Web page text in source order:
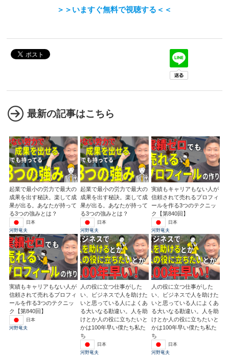
＞＞いますぐ無料で視聴する＜＜
最新の記事はこちら
起業で最小の労力で最大の
成果を出す秘訣。楽して成
果が出る。あなたが持って
る3つの強みとは？
日本
河野竜夫
起業で最小の労力で最大の
成果を出す秘訣。楽して成
果が出る。あなたが持って
る3つの強みとは？
日本
河野竜夫
実績もキャリアもない人が
信頼されて売れるプロフィ
ールを作る3つのテクニッ
ク【第840回】
日本
河野竜夫
実績もキャリアもない人が
信頼されて売れるプロフィ
ールを作る3つのテクニッ
ク【第840回】
日本
河野竜夫
人の役に立つ仕事がした
い、ビジネスで人を助けた
いと思っている人によくあ
る大いなる勘違い。人を助
けとか人の役に立ちたいと
かは100年早い僕たち私た
ち
日本
河野竜夫
人の役に立つ仕事がした
い、ビジネスで人を助けた
いと思っている人によくあ
る大いなる勘違い。人を助
けとか人の役に立ちたいと
かは100年早い僕たち私た
ち
日本
河野竜夫